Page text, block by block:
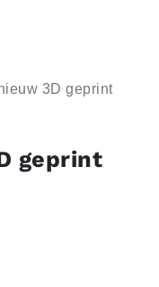
3D geprint
geprint